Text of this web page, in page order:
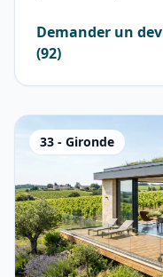
Demander un
(92)
33 - Gironde